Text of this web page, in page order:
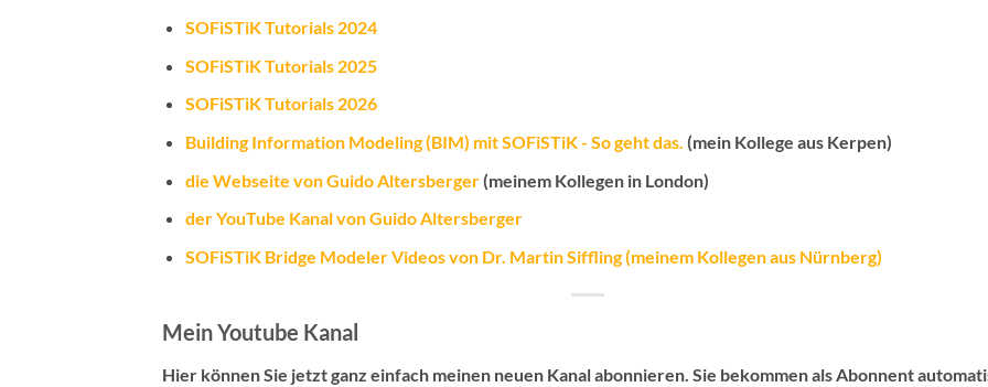
SOFiSTiK Tutorials 2024
SOFiSTiK Tutorials 2025
SOFiSTiK Tutorials 2026
Building Information Modeling (BIM) mit SOFiSTiK - So geht das. (mein Kollege aus Kerpen)
die Webseite von Guido Altersberger(meinem Kollegen in London)
der YouTube Kanal von Guido Altersberger
SOFiSTiK Bridge Modeler Videos von Dr. Martin Siffling (meinem Kollegen aus Nürnberg)
Mein Youtube Kanal
Hier können Sie jetzt ganz einfach meinen neuen Kanal abonnieren. Sie bekommen als Abonnent